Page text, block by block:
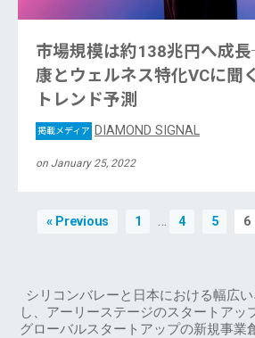
市場規模は約138兆円へ成
康とウェルネス特化VCに聞
トレンド予測
掲載メディア DIAMOND SIGNAL
on January 25, 2022
« Previous 1 … 4 5 6
シリコンバレーと日本における幅広
し、アーリーステージのスタートアッ
グローバルスタートアップの新規事業